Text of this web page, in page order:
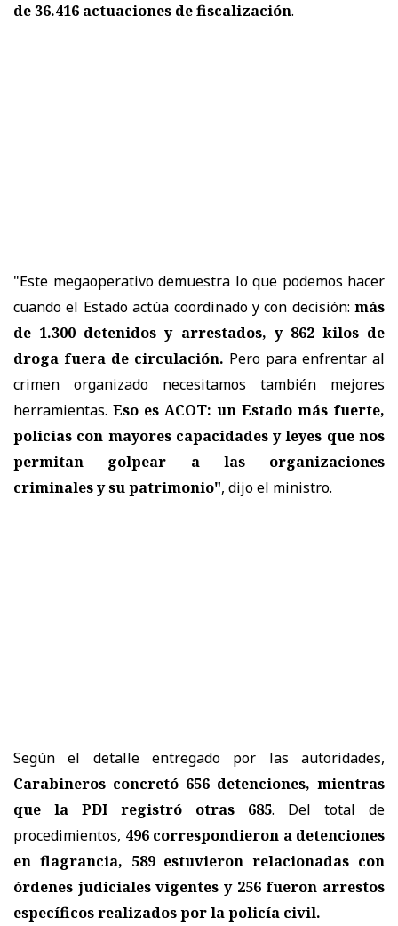
de 36.416 actuaciones de fiscalización.
"Este megaoperativo demuestra lo que podemos hacer
cuando el Estado actúa coordinado y con decisión: más
de 1.300 detenidos y arrestados, y 862 kilos de
droga fuera de circulación. Pero para enfrentar al
crimen organizado necesitamos también mejores
herramientas. Eso es ACOT: un Estado más fuerte,
policías con mayores capacidades y leyes que nos
permitan golpear a las organizaciones
criminales y su patrimonio", dijo el ministro.
Según el detalle entregado por las autoridades,
Carabineros concretó 656 detenciones, mientras
que la PDI registró otras 685. Del total de
procedimientos, 496 correspondieron a detenciones
en flagrancia, 589 estuvieron relacionadas con
órdenes judiciales vigentes y 256 fueron arrestos
específicos realizados por la policía civil.